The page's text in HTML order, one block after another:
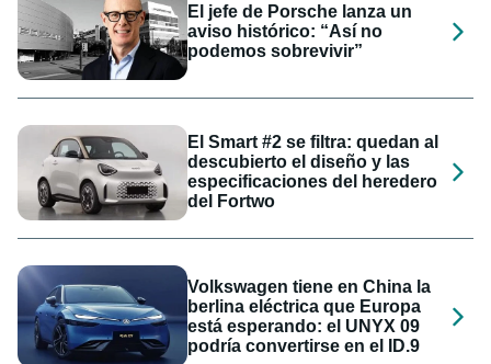
El jefe de Porsche lanza un
aviso histórico: “Así no
podemos sobrevivir”
El Smart #2 se filtra: quedan al
descubierto el diseño y las
especificaciones del heredero
del Fortwo
Volkswagen tiene en China la
berlina eléctrica que Europa
está esperando: el UNYX 09
podría convertirse en el ID.9